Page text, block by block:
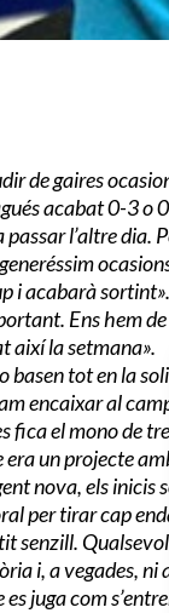
de gaires
acabat 0-3 o
l’altre dia.
i acabarà sortint».
Ens hem
així la setmana».
basen tot en la
encaixar al
fica el mono de
un projecte
nova, els inicis
per tirar cap
senzill.
i, a vegades,
juga com